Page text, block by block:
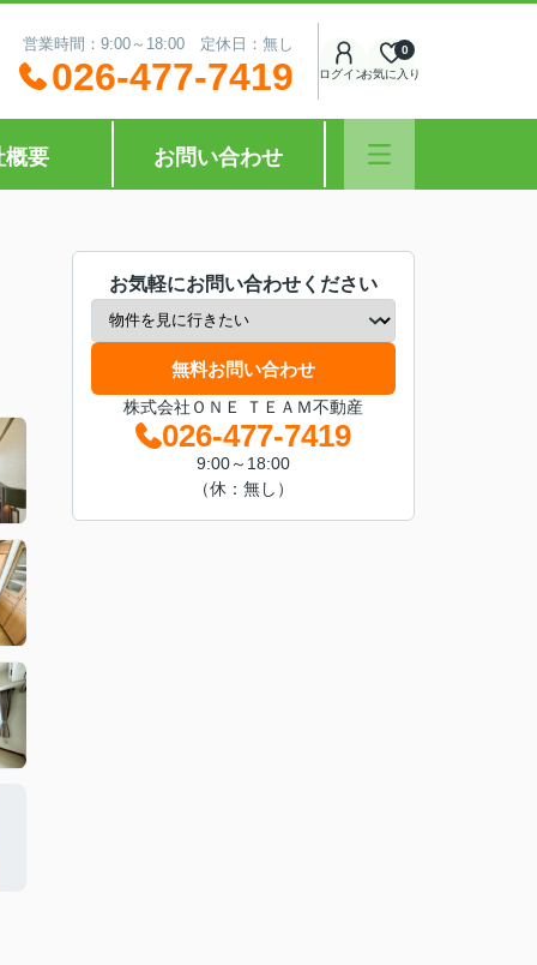
営業時間：9:00～18:00 定休日：無し
026-477-7419 ログインお気に入り
0
概要 お問い合わせ
お気軽にお問い合わせください
無料お問い合わせ
株式会社ＯＮＥ ＴＥＡＭ不動産
026-477-7419
9:00～18:00
（休：無し）